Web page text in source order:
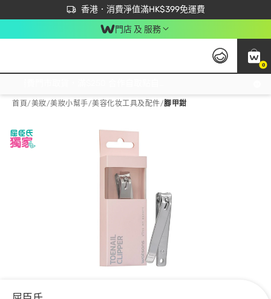
香港．消費淨值滿HK$399免運費
立即成為易賞錢會員盡享獨家優惠
首次APP下單買滿$450 輸入 NEWAPP 即減$50
門店 及 服務
0
首頁/美妝/美妝小幫手/美容化妆工具及配件/腳甲鉗